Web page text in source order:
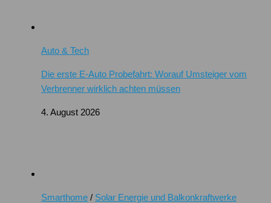
Auto & Tech
Die erste E-Auto Probefahrt: Worauf Umsteiger vom
Verbrenner wirklich achten müssen
4. August 2026
Smarthome / Solar Energie und Balkonkraftwerke